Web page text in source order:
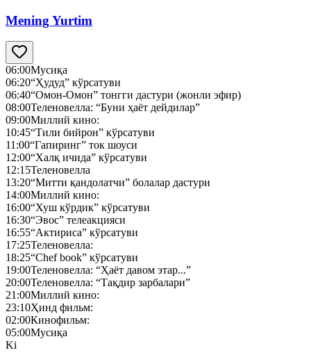
Mening Yurtim
06:00Мусиқа
06:20“Ҳудуд” кўрсатуви
06:40“Омон-Омон” тонгги дастури (жонли эфир)
08:00Теленовелла: “Буни ҳаёт дейдилар”
09:00Миллий кино:
10:45“Тили бийрон” кўрсатуви
11:00“Гапиринг” ток шоуси
12:00“Халқ ичида” кўрсатуви
12:15Теленовелла
13:20“Митти қандолатчи” болалар дастури
14:00Миллий кино:
16:00“Хуш кўрдик” кўрсатуви
16:30“Эвос” телеакцияси
16:55“Актириса” кўрсатуви
17:25Теленовелла:
18:25“Chef book” кўрсатуви
19:00Теленовелла: “Ҳаёт давом этар...”
20:00Теленовелла: “Тақдир зарбалари”
21:00Миллий кино:
23:10Ҳинд фильм:
02:00Кинофильм:
05:00Мусиқа
Ki